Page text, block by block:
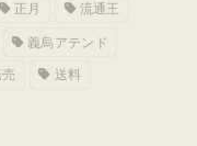
正月 流通王
義烏アテンド
送料